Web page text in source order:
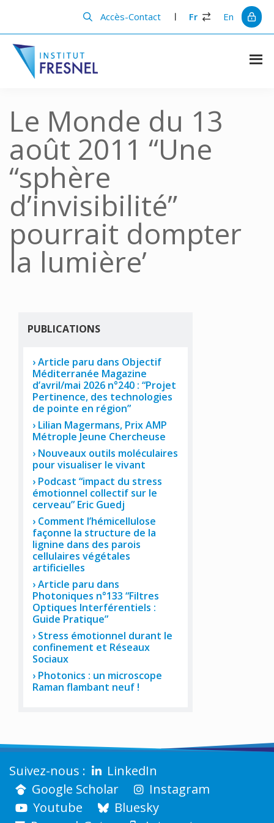
principal
barre
principale
Accès-Contact Fr En
Institut
en
photonique
Le Monde du 13
août 2011 “Une
“sphère
d’invisibilité”
pourrait dompter
la lumière’
PUBLICATIONS
Article paru dans Objectif
Méditerranée Magazine
d’avril/mai 2026 n°240 : “Projet
Pertinence, des technologies
de pointe en région”
Lilian Magermans, Prix AMP
Métrople Jeune Chercheuse
Nouveaux outils moléculaires
pour visualiser le vivant
Podcast “impact du stress
émotionnel collectif sur le
cerveau” Eric Guedj
Comment l’hémicellulose
façonne la structure de la
lignine dans des parois
cellulaires végétales
artificielles
Article paru dans
Photoniques n°133 “Filtres
Optiques Interférentiels :
Guide Pratique”
Stress émotionnel durant le
confinement et Réseaux
Sociaux
Photonics : un microscope
Raman flambant neuf !
LinkedIn
Google Scholar
Instagram
Youtube
Bluesky